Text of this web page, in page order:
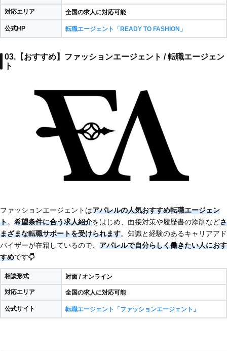
対応エリア 全国の求人に対応可能
公式HP 転職エージェント「READY TO FASHION」
03.【おすすめ】ファッションエージェント / 転職エージェン
ト
ファッションエージェントはアパレルの人気おすすめ転職エージェン
ト。 希望条件に合う求人紹介をはじめ、面接対策や履歴書の添削などさ
まざまな転職サポートを受けられます。知識と経験のあるキャリアアド
バイザーが在籍しているので、 アパレルで自分らしく働きたい人におす
すめです
相談形式 対面 / オンライン
対応エリア 全国の求人に対応可能
公式サイト 転職エージェント「ファッションエージェント」